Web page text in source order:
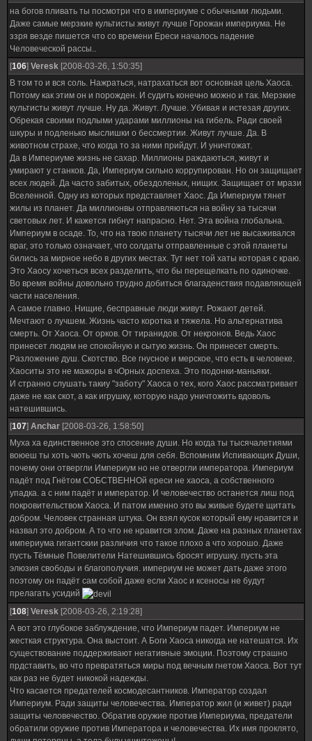
на богов пливать ты посмотри что в империуме с обычными людьми.
Даже самые мерзкие культисты живут лучше Горожан империума. Не
ззря везде пишется что со времени Ереси началось падение
Человеческой рассы..
[106] Veresk [2008-03-26, 1:50:35]
В том то и вся соль. Нажраться, натрахаться вот основная цель Хаоса.
Потому как этим он и порожден. И судить конечно можно и так. Мерзкие
культисты живут лучше. Ну да. Живут. Лучше. Убивая и истезая других.
Обрекая своими подлыми ударами миллионы на гибель. Ради своей
шкуры и подленько мыслишки о бессмертии. Живут лучше. Да. В
животном страхе, что когда то за ними прийдут. И уничтожат.
Да в Империуме жизнь не сахар. Миллионы раждаються, живут и
умирают у станков. Да, Империум сильно коррупирован. Но он защищает
всех людей. Да часто забитых, обездоленых, нищих. Защищает от мрази
Вселенной. Одну из которых представляет Хаос. Да Империум тянет
жилы из планет. Да миллионвы отправляються на войну за тысячи
световых лет. И кажется гибнут напрасно. Нет. Эта война глобальна.
Империум в осаде. То, что на твою планету тысячи лет не высаживался
враг, это только означает, что солдаты отправленные с этой планеты
бились за мирное небо в других местах. Тут нет той хаты которая с краю.
Это Хаосу хочеться всех разделить, что бы перещелкать по одиночке.
Во время войны довольно трудно добиться благаденствия подавляющей
части населения.
А самое главно. Нищие, бесправные люди живут. Рожают детей.
Мечтают о лучшем. Жизнь часто коротка и тяжела. Но альтернатива
смерть. От Хаоса. От орков. От тиранидов. От некронов. Ведь Хаос
принесет людям не спокойную и сытую жизнь. Он принесет смерть.
Разложение душ. Скотство. Все гнусное и мерское, что есть в человеке.
Хаоситы это не мажоры в чОрных доспеха. Это подонки-маньяки.
И странно слушать такиу "заботу" Хаоса о тех, кого Хаос рассматривает
даже не как скот, а как игрушку, которую надо уничтожить вдоволь
натешившись.
[107] Anchar [2008-03-26, 1:58:50]
Муха ха единственное это спосение души. Но когда ты тысячалетиями
воюеш ты хоть чють чють хочеш для себя. Вспомним Испивающих Души,
почему они отвергли Империум но не отвергли императора. Империум
падёт под Гнётом СОБСТВЕННОй ереси не хаоса, а собственного
упадка. а с ним падёт и император. И человечество останется лиш под
покровительством Хаоса. И патом именно это вы живые будете щитать
добром. Человек странная штука. Он взял кусок который ему нравится и
назвал это добром. А то что не нравится злом. Даже на разных планетах
империума гигантскии различия что такое плохо а что хорошо. Даже
пусть Тёмные Повелители Натешившись бросят игрушку. пусть эта
элюзия свободы и благополучия. империум не может дать даже этого
поэтому он падёт сам собой даже если Хаос и ксеносы не будут
прелагать усидий
[108] Veresk [2008-03-26, 2:19:28]
А вот это глубокое заблуждение, что Империум падет. Империум не
жесткая структура. Она выстоит. А Боги Хаоса никогда не натешатся. Их
существование поддерживают негативные эмоции. Поэтому страшно
прдставить, во что превратяться миры под вечным гнетом Хаоса. Вот тут
как раз не будет никокой надежды.
Что касается предателей космодесантников. Император создал
Империум. Ради защиты человечества. Император жил (и живет) ради
защиты человечество. Обратив оружие против Империума, предатели
обратили оружие против Императора и человечества. Их имя проклято,